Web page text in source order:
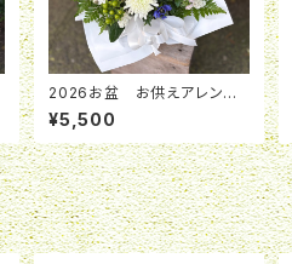
2026お盆 お供えアレンジ
メント「清風」 ￥5,500
¥5,500